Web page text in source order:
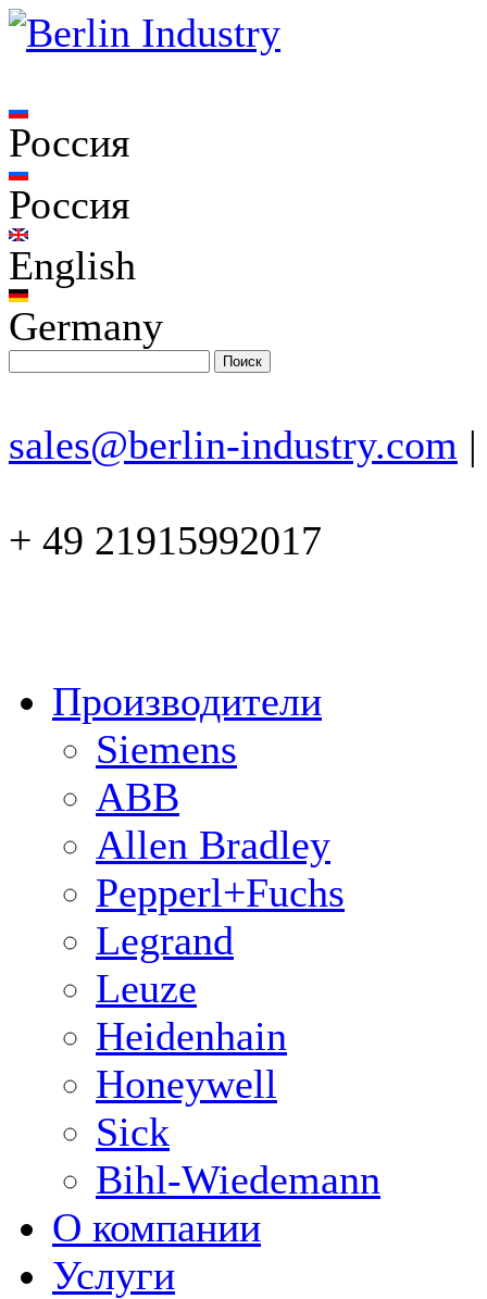
Россия
Россия
English
Germany
sales@berlin-industry.com |
+ 49 21915992017
Производители
Siemens
ABB
Allen Bradley
Pepperl+Fuchs
Legrand
Leuze
Heidenhain
Honeywell
Sick
Bihl-Wiedemann
О компании
Услуги